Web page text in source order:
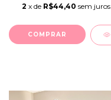
2 x de R$44,40 sem juros
COMPRAR